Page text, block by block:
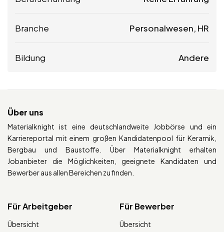
Branche Personalwesen, HR
Bildung Andere
Über uns
Materialknight ist eine deutschlandweite Jobbörse und ein
Karriereportal mit einem großen Kandidatenpool für Keramik,
Bergbau und Baustoffe. Über Materialknight erhalten
Jobanbieter die Möglichkeiten, geeignete Kandidaten und
Bewerber aus allen Bereichen zu finden.
Für Arbeitgeber
Übersicht
Für Bewerber
Übersicht